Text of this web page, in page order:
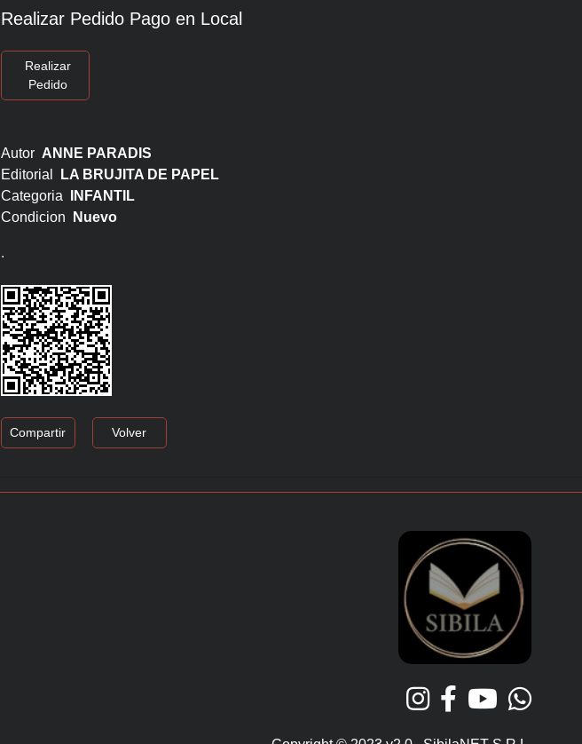
Realizar Pedido Pago en Local
Realizar
Pedido
Autor ANNE PARADIS
Editorial
LA BRUJITA DE PAPEL
Categoria
INFANTIL
Condicion
Nuevo
.
Compartir Volver